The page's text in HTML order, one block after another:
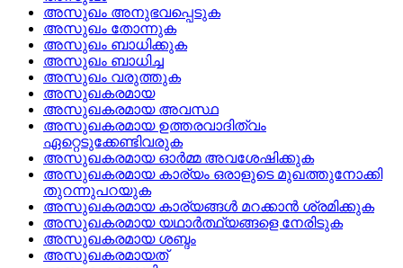
അസുഖം അനുഭവപ്പെടുക
അസുഖം തോന്നുക
അസുഖം ബാധിക്കുക
അസുഖം ബാധിച്ച
അസുഖം വരുത്തുക
അസുഖകരമായ
അസുഖകരമായ അവസ്ഥ
അസുഖകരമായ ഉത്തരവാദിത്വം
ഏറ്റെടുക്കേണ്ടിവരുക
അസുഖകരമായ ഓര്‍മ്മ അവശേഷിക്കുക
അസുഖകരമായ കാര്യം ഒരാളുടെ മുഖത്തുനോക്കി
തുറന്നുപറയുക
അസുഖകരമായ കാര്യങ്ങള്‍ മറക്കാന്‍ ശ്രമിക്കുക
അസുഖകരമായ യഥാര്‍ത്ഥ്യങ്ങളെ നേരിടുക
അസുഖകരമായ ശബ്ദം
അസുഖകരമായത്